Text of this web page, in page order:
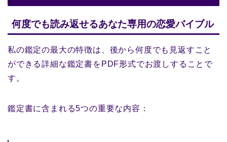
何度でも読み返せるあなた専用の恋愛バイブル
私の鑑定の最大の特徴は、後から何度でも見返すこと
ができる詳細な鑑定書をPDF形式でお渡しすることで
す。
鑑定書に含まれる5つの重要な内容：